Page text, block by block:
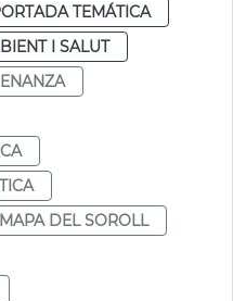
TEMÁTICA
I SALUT
MAPA DEL SOROLL